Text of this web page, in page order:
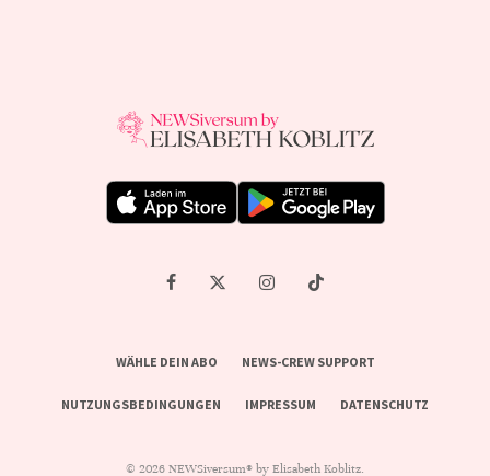
WÄHLE DEIN ABO NEWS-CREW SUPPORT
NUTZUNGSBEDINGUNGEN IMPRESSUM DATENSCHUTZ
© 2026 NEWSiversum® by Elisabeth Koblitz.